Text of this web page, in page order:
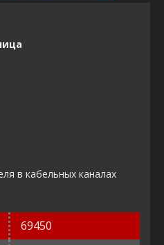
в кабельных каналах
69450